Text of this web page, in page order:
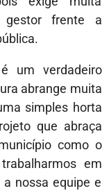
gestor frente a
um verdadeiro
abrange muita
simples horta
que abraça
como o
em
nossa equipe e